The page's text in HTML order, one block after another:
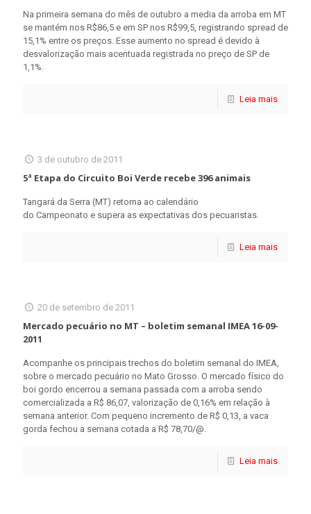
Na primeira semana do mês de outubro a media da arroba em MT
se mantém nos R$86,5 e em SP nos R$99,5, registrando spread de
15,1% entre os preços. Esse aumento no spread é devido à
desvalorização mais acentuada registrada no preço de SP de
1,1%.
Leia mais
3 de outubro de 2011
5ª Etapa do Circuito Boi Verde recebe 396 animais
Tangará da Serra (MT) retorna ao calendário
do Campeonato e supera as expectativas dos pecuaristas.
Leia mais
20 de setembro de 2011
Mercado pecuário no MT – boletim semanal IMEA 16-09-
2011
Acompanhe os principais trechos do boletim semanal do IMEA,
sobre o mercado pecuário no Mato Grosso. O mercado físico do
boi gordo encerrou a semana passada com a arroba sendo
comercializada a R$ 86,07, valorização de 0,16% em relação à
semana anterior. Com pequeno incremento de R$ 0,13, a vaca
gorda fechou a semana cotada a R$ 78,70/@.
Leia mais